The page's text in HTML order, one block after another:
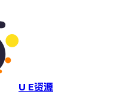
U E资源